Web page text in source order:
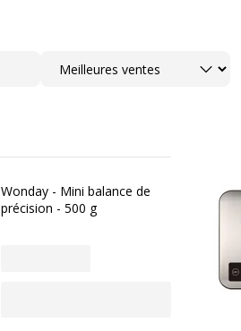
Trier
Wonday - Mini balance de
précision - 500 g